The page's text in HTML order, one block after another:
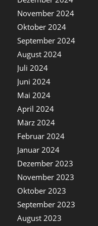
November 2024
Oktober 2024
September 2024
August 2024
Juli 2024
Juni 2024
Mai 2024
April 2024
März 2024
Februar 2024
Januar 2024
Dezember 2023
November 2023
Oktober 2023
September 2023
August 2023